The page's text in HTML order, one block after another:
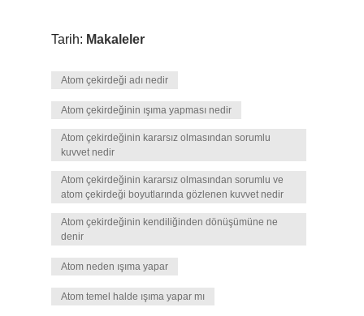
Tarih: Makaleler
Atom çekirdeği adı nedir
Atom çekirdeğinin ışıma yapması nedir
Atom çekirdeğinin kararsız olmasından sorumlu
kuvvet nedir
Atom çekirdeğinin kararsız olmasından sorumlu ve
atom çekirdeği boyutlarında gözlenen kuvvet nedir
Atom çekirdeğinin kendiliğinden dönüşümüne ne
denir
Atom neden ışıma yapar
Atom temel halde ışıma yapar mı